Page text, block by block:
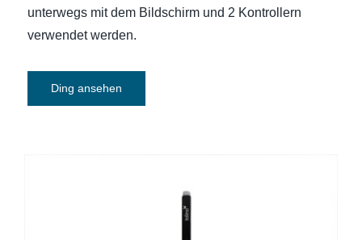
unterwegs mit dem Bildschirm und 2 Kontrollern
verwendet werden.
Ding ansehen